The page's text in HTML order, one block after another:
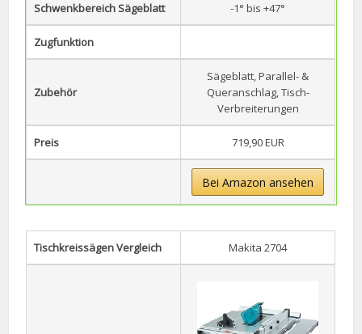
Schwenkbereich Sägeblatt -1° bis +47°
Zugfunktion
Zubehör
Sägeblatt, Parallel- &
Queranschlag, Tisch-
Verbreiterungen
Preis 719,90 EUR
Bei Amazon ansehen
Tischkreissägen Vergleich Makita 2704